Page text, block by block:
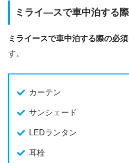
ミライ―スで車中泊する
ミライースで車中泊する際の必
す。
カーテン
サンシェード
LEDランタン
耳栓